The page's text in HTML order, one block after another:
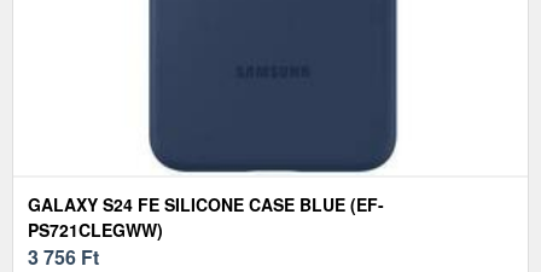
GALAXY S24 FE SILICONE CASE BLUE (EF-
PS721CLEGWW)
3 756 Ft